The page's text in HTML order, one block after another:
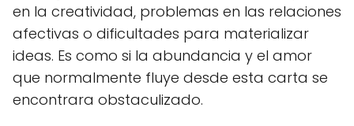
en la creatividad, problemas en las relaciones
afectivas o dificultades para materializar
ideas. Es como si la abundancia y el amor
que normalmente fluye desde esta carta se
encontrara obstaculizado.